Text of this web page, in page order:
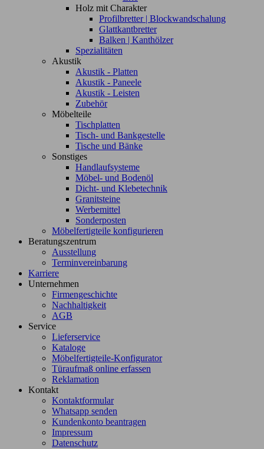
Holz mit Charakter
Profilbretter | Blockwandschalung
Glattkantbretter
Balken | Kanthölzer
Spezialitäten
Akustik
Akustik - Platten
Akustik - Paneele
Akustik - Leisten
Zubehör
Möbelteile
Tischplatten
Tisch- und Bankgestelle
Tische und Bänke
Sonstiges
Handlaufsysteme
Möbel- und Bodenöl
Dicht- und Klebetechnik
Granitsteine
Werbemittel
Sonderposten
Möbelfertigteile konfigurieren
Beratungszentrum
Ausstellung
Terminvereinbarung
Karriere
Unternehmen
Firmengeschichte
Nachhaltigkeit
AGB
Service
Lieferservice
Kataloge
Möbelfertigteile-Konfigurator
Türaufmaß online erfassen
Reklamation
Kontakt
Kontaktformular
Whatsapp senden
Kundenkonto beantragen
Impressum
Datenschutz